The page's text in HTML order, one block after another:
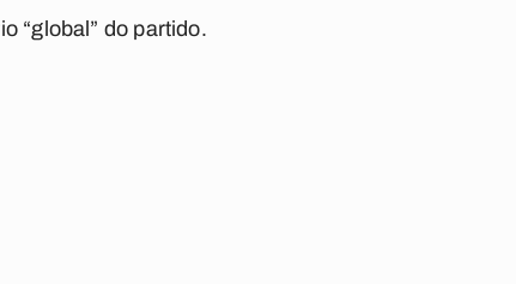
“global” do partido.